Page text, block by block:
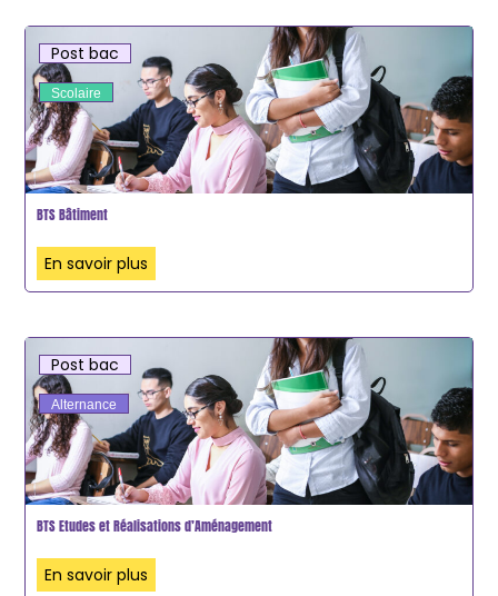
Post bac
Scolaire
BTS Bâtiment
En savoir plus
Post bac
Alternance
BTS Etudes et Réalisations d’Aménagement
En savoir plus